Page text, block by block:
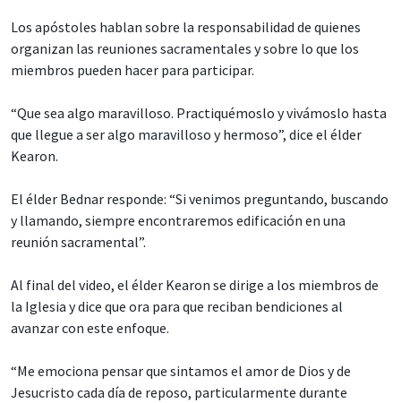
Los apóstoles hablan sobre la responsabilidad de quienes
organizan las reuniones sacramentales y sobre lo que los
miembros pueden hacer para participar.
“Que sea algo maravilloso. Practiquémoslo y vivámoslo hasta
que llegue a ser algo maravilloso y hermoso”, dice el élder
Kearon.
El élder Bednar responde: “Si venimos preguntando, buscando
y llamando, siempre encontraremos edificación en una
reunión sacramental”.
Al final del video, el élder Kearon se dirige a los miembros de
la Iglesia y dice que ora para que reciban bendiciones al
avanzar con este enfoque.
“Me emociona pensar que sintamos el amor de Dios y de
Jesucristo cada día de reposo, particularmente durante